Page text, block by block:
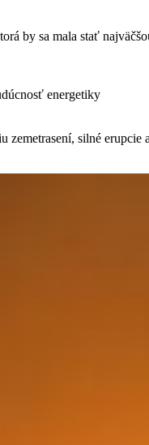
by sa mala stať
energetiky
zemetrasení, silné